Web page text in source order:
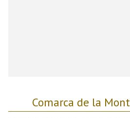
Comarca de la